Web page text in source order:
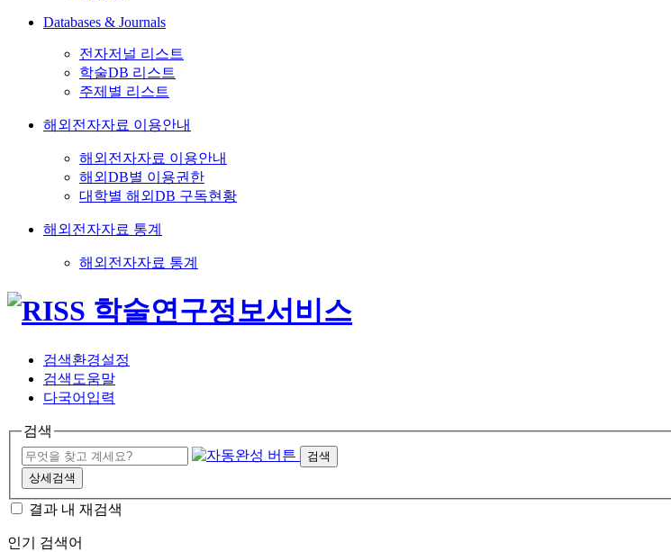
Databases & Journals
전자저널 리스트
학술DB 리스트
주제별 리스트
해외전자자료 이용안내
해외전자자료 이용안내
해외DB별 이용권한
대학별 해외DB 구독현황
해외전자자료 통계
해외전자자료 통계
검색환경설정
검색도움말
다국어입력
검색
검색
상세검색
결과 내 재검색
인기 검색어